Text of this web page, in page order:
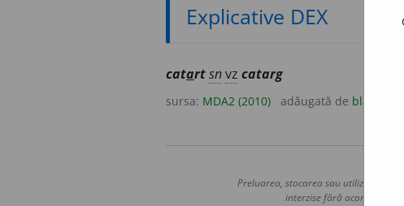
Explicative DEX
catartsnvz catarg
sursa: MDA2 (2010) adăugată de blaurb.
Preluarea, stocarea sau utilizarea
interzise fără acordul